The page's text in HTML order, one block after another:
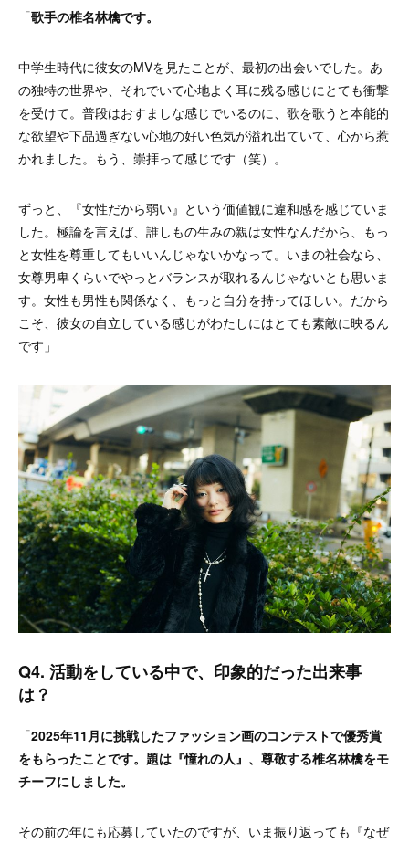
「歌手の椎名林檎です。
中学生時代に彼女のMVを見たことが、最初の出会いでした。あ
の独特の世界や、それでいて心地よく耳に残る感じにとても衝撃
を受けて。普段はおすましな感じでいるのに、歌を歌うと本能的
な欲望や下品過ぎない心地の好い色気が溢れ出ていて 、心から惹
かれました。もう、崇拝って感じです（笑）。
ずっと、『女性だから弱い』という価値観に違和感を感じていま
した。極論を言えば、誰しもの生みの親は女性なんだから、もっ
と女性を尊重してもいいんじゃないかなって。いまの社会なら、
女尊男卑くらいでやっとバランスが取れるんじゃないとも思いま
す。女性も男性も関係なく、もっと自分を持ってほしい。だから
こそ、彼女の自立している感じがわたしにはとても素敵に映るん
です」
Q4. 活動をしている中で、印象的だった出来事
は？
「2025年11月に挑戦したファッション画のコンテストで優秀賞
をもらったことです。題は『憧れの人』、尊敬する椎名林檎をモ
チーフにしました。
その前の年にも応募していたのですが、いま振り返っても『なぜ